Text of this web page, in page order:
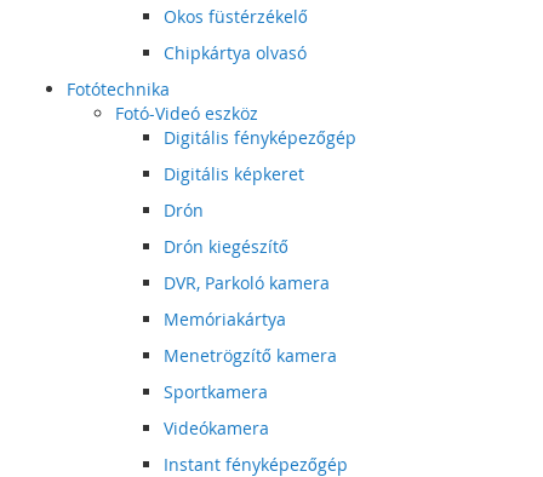
Okos füstérzékelő
Chipkártya olvasó
Fotótechnika
Fotó-Videó eszköz
Digitális fényképezőgép
Digitális képkeret
Drón
Drón kiegészítő
DVR, Parkoló kamera
Memóriakártya
Menetrögzítő kamera
Sportkamera
Videókamera
Instant fényképezőgép